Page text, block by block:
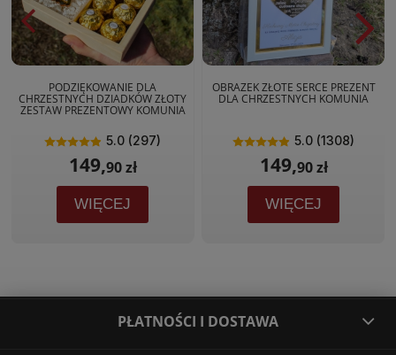
PODZIĘKOWANIE DLA
CHRZESTNYCH DZIADKÓW ZŁOTY
ZESTAW PREZENTOWY KOMUNIA
5.0 (297)
149,90 zł
WIĘCEJ
OBRAZEK ZŁOTE SERCE PREZENT
DLA CHRZESTNYCH KOMUNIA
5.0 (1308)
149,90 zł
WIĘCEJ
PŁATNOŚCI I DOSTAWA